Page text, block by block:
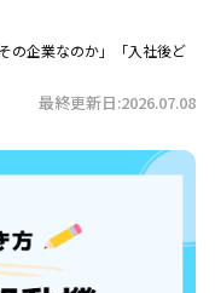
の企業なのか」「入社後ど
最終更新日:2026.07.08